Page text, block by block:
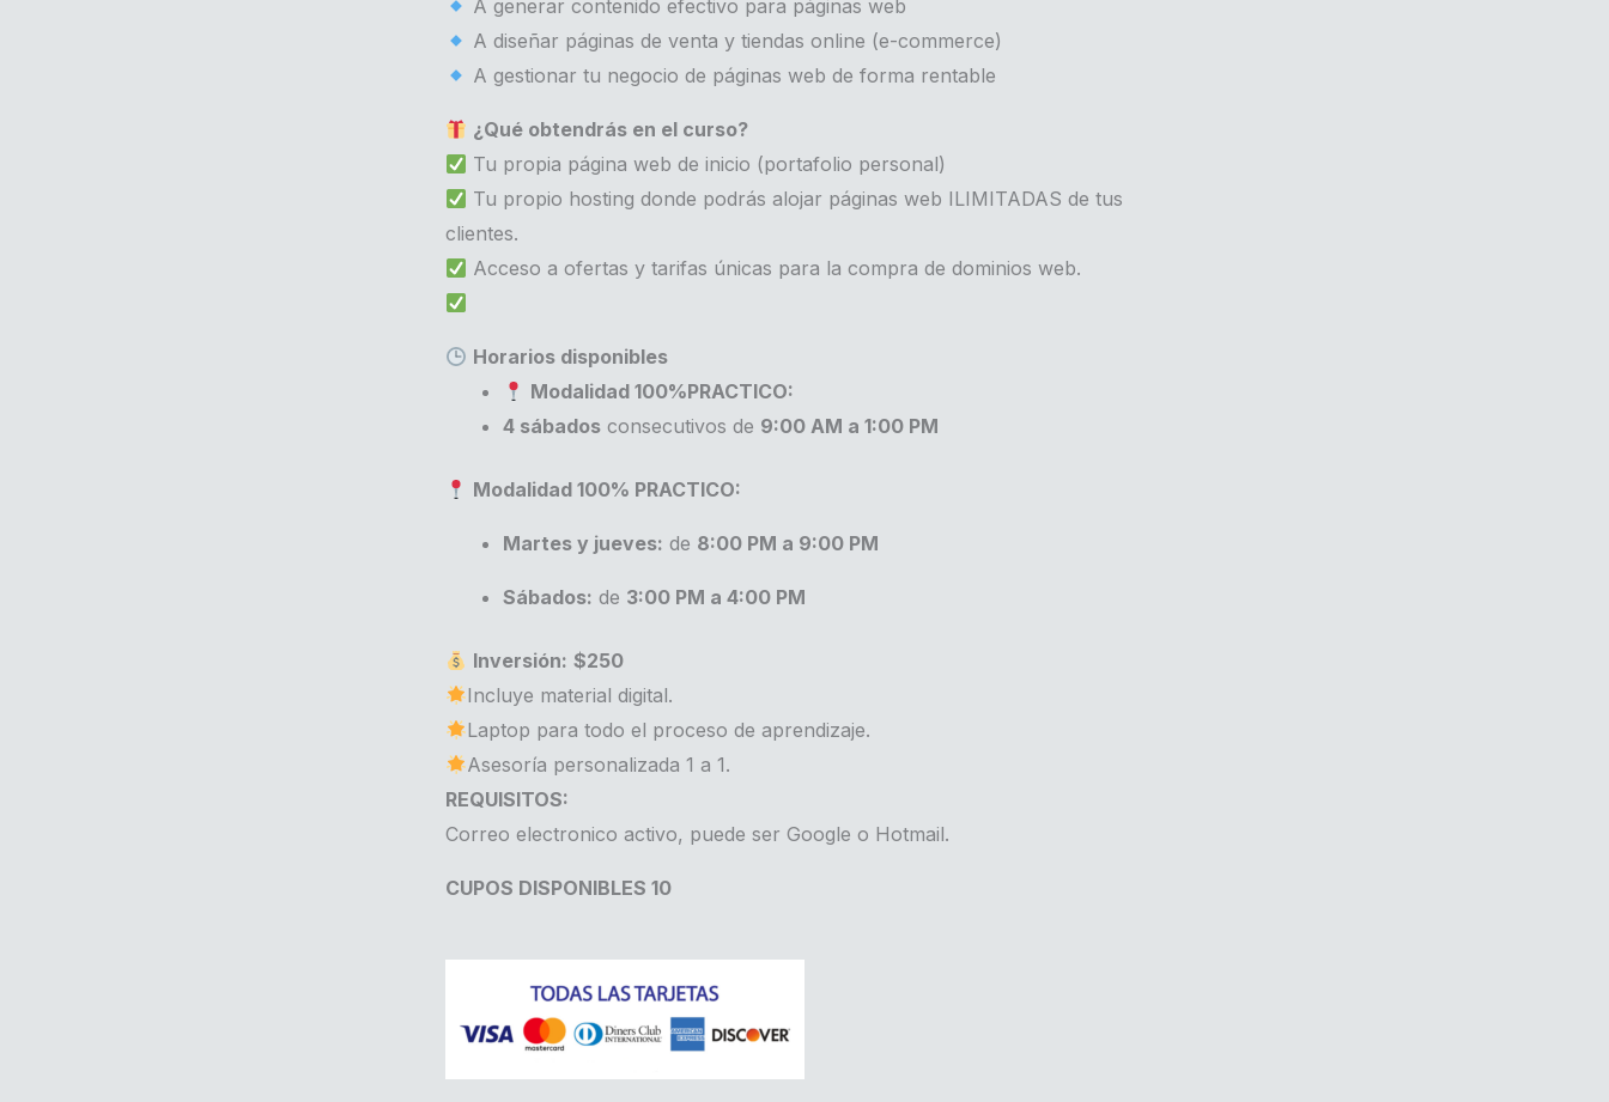
A generar contenido efectivo para páginas web
A diseñar páginas de venta y tiendas online (e-commerce)
A gestionar tu negocio de páginas web de forma rentable
¿Qué obtendrás en el curso?
Tu propia página web de inicio (portafolio personal)
Tu propio hosting donde podrás alojar páginas web ILIMITADAS de tus
clientes.
Acceso a ofertas y tarifas únicas para la compra de dominios web.
Horarios disponibles
Modalidad 100%PRACTICO:
4 sábados consecutivos de 9:00 AM a 1:00 PM
Modalidad 100% PRACTICO:
Martes y jueves: de 8:00 PM a 9:00 PM
Sábados: de 3:00 PM a 4:00 PM
Inversión: $250
Incluye material digital.
Laptop para todo el proceso de aprendizaje.
Asesoría personalizada 1 a 1.
REQUISITOS:
Correo electronico activo, puede ser Google o Hotmail.
CUPOS DISPONIBLES 10